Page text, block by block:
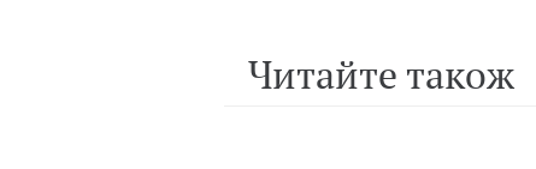
Читайте також